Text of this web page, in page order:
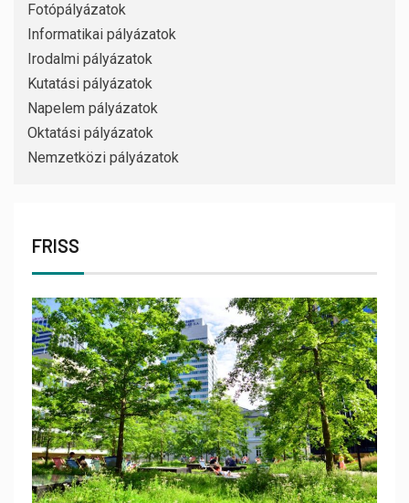
Fotópályázatok
Informatikai pályázatok
Irodalmi pályázatok
Kutatási pályázatok
Napelem pályázatok
Oktatási pályázatok
Nemzetközi pályázatok
FRISS